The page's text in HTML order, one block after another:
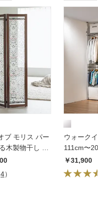
ブ モリス パー
木製物干し ク
4）
ウォーク
111cm〜
さ218cm
し
￥31,900